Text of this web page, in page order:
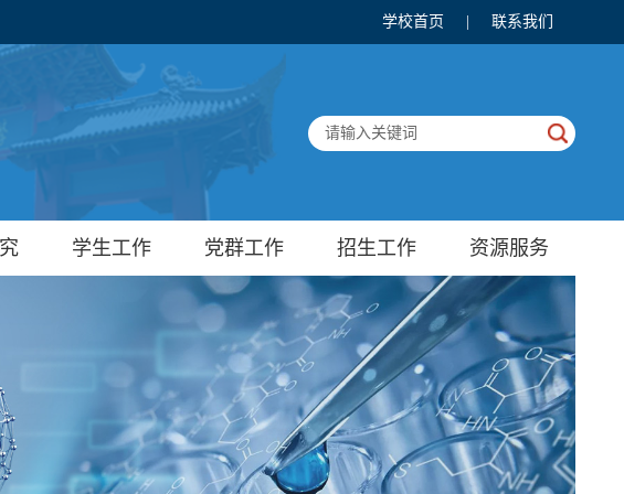
学校首页 联系我们
学生工作 党群工作 招生工作 资源服务